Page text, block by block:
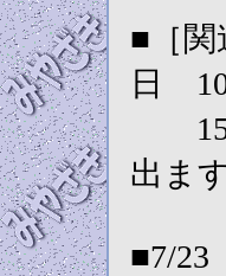
■［関
日
15
出ま
■7/